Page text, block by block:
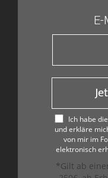
E-
Ich habe
und erkläre
von mir im
elektronisch
*Gilt ab